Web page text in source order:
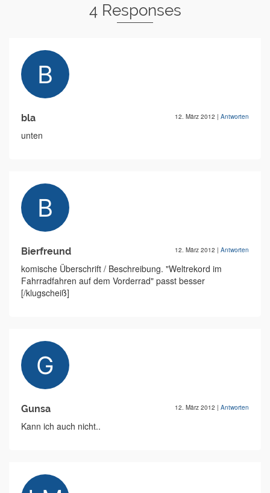
4 Responses
bla 12. März 2012 | Antworten
unten
Bierfreund 12. März 2012 | Antworten
komische Überschrift / Beschreibung. "Weltrekord im
Fahrradfahren auf dem Vorderrad" passt besser
[/klugscheiß]
Gunsa 12. März 2012 | Antworten
Kann ich auch nicht..